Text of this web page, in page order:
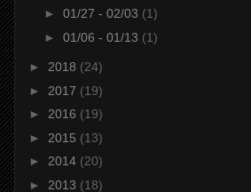
► 01/27 - 02/03 (1)
► 01/06 - 01/13 (1)
► 2018 (24)
► 2017 (19)
► 2016 (19)
► 2015 (13)
► 2014 (20)
► 2013 (18)